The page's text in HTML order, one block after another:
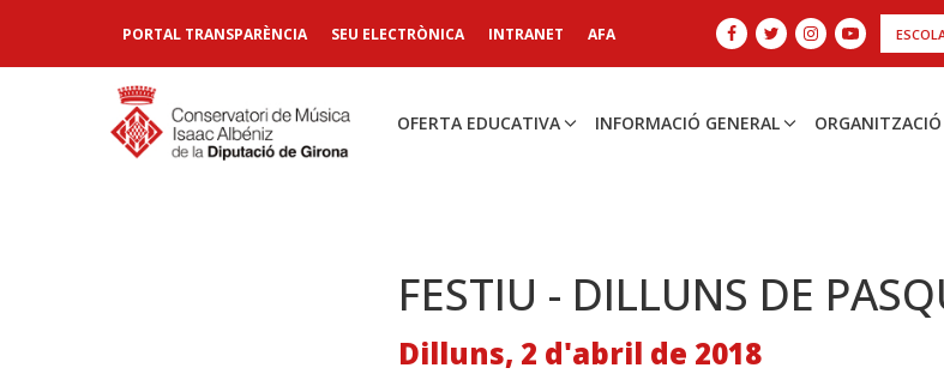
PORTAL TRANSPARÈNCIA SEU ELECTRÒNICA INTRANET AFA
OFERTA EDUCATIVA INFORMACIÓ GENERAL ORGANITZACIÓ
FESTIU - DILLUNS DE
Dilluns, 2 d'abril de 2018